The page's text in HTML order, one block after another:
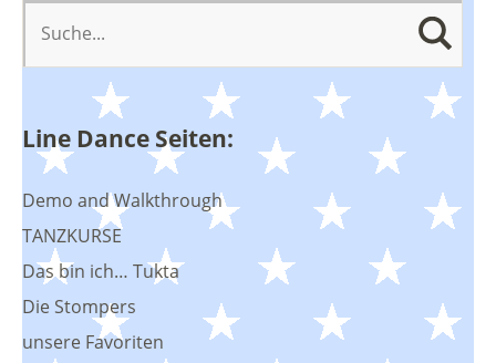
Line Dance Seiten:
Demo and Walkthrough
TANZKURSE
Das bin ich… Tukta
Die Stompers
unsere Favoriten